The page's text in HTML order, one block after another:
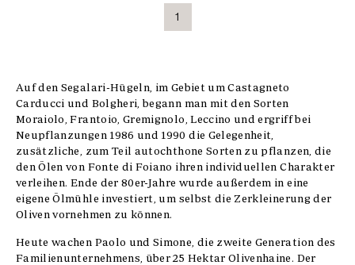
1
Auf den Segalari-Hügeln, im Gebiet um Castagneto
Carducci und Bolgheri, begann man mit den Sorten
Moraiolo, Frantoio, Gremignolo, Leccino und ergriff bei
Neupflanzungen 1986 und 1990 die Gelegenheit,
zusätzliche, zum Teil autochthone Sorten zu pflanzen, die
den Ölen von Fonte di Foiano ihren individuellen Charakter
verleihen. Ende der 80er-Jahre wurde außerdem in eine
eigene Ölmühle investiert, um selbst die Zerkleinerung der
Oliven vornehmen zu können.
Heute wachen Paolo und Simone, die zweite Generation des
Familienunternehmens, über 25 Hektar Olivenhaine. Der